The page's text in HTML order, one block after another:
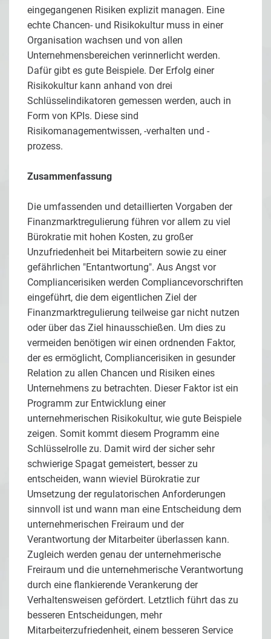
eingegangenen Risiken explizit managen. Eine
echte Chancen- und Risikokultur muss in einer
Organisation wachsen und von allen
Unternehmensbereichen verinnerlicht werden.
Dafür gibt es gute Beispiele. Der Erfolg einer
Risikokultur kann anhand von drei
Schlüsselindikatoren gemessen werden, auch in
Form von KPIs. Diese sind
Risikomanagementwissen, -verhalten und -
prozess.
Zusammenfassung
Die umfassenden und detaillierten Vorgaben der
Finanzmarktregulierung führen vor allem zu viel
Bürokratie mit hohen Kosten, zu großer
Unzufriedenheit bei Mitarbeitern sowie zu einer
gefährlichen "Entantwortung". Aus Angst vor
Compliancerisiken werden Compliancevorschriften
eingeführt, die dem eigentlichen Ziel der
Finanzmarktregulierung teilweise gar nicht nutzen
oder über das Ziel hinausschießen. Um dies zu
vermeiden benötigen wir einen ordnenden Faktor,
der es ermöglicht, Compliancerisiken in gesunder
Relation zu allen Chancen und Risiken eines
Unternehmens zu betrachten. Dieser Faktor ist ein
Programm zur Entwicklung einer
unternehmerischen Risikokultur, wie gute Beispiele
zeigen. Somit kommt diesem Programm eine
Schlüsselrolle zu. Damit wird der sicher sehr
schwierige Spagat gemeistert, besser zu
entscheiden, wann wieviel Bürokratie zur
Umsetzung der regulatorischen Anforderungen
sinnvoll ist und wann man eine Entscheidung dem
unternehmerischen Freiraum und der
Verantwortung der Mitarbeiter überlassen kann.
Zugleich werden genau der unternehmerische
Freiraum und die unternehmerische Verantwortung
durch eine flankierende Verankerung der
Verhaltensweisen gefördert. Letztlich führt das zu
besseren Entscheidungen, mehr
Mitarbeiterzufriedenheit, einem besseren Service